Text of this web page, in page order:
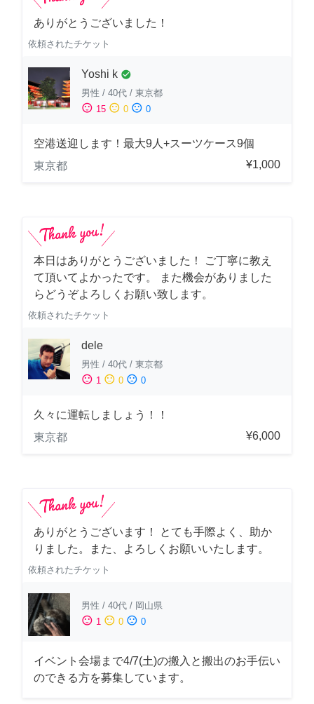
ありがとうございました！
依頼されたチケット
Yoshi k check_circle
男性 / 40代 / 東京都
sentiment_satisfied 15 sentiment_neutral 0 sentiment_dissatisfied 0
空港送迎します！最大9人+スーツケース9個
東京都
¥1,000
本日はありがとうございました！ ご丁寧に教え
て頂いてよかったです。 また機会がありました
らどうぞよろしくお願い致します。
依頼されたチケット
dele
男性 / 40代 / 東京都
sentiment_satisfied 1 sentiment_neutral 0 sentiment_dissatisfied 0
久々に運転しましょう！！
東京都
¥6,000
ありがとうございます！ とても手際よく、助か
りました。また、よろしくお願いいたします。
依頼されたチケット
男性 / 40代 / 岡山県
sentiment_satisfied 1 sentiment_neutral 0 sentiment_dissatisfied 0
イベント会場まで4/7(土)の搬入と搬出のお手伝い
のできる方を募集しています。